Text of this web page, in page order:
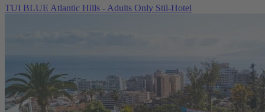
TUI BLUE Atlantic Hills - Adults Only Stil-Hotel